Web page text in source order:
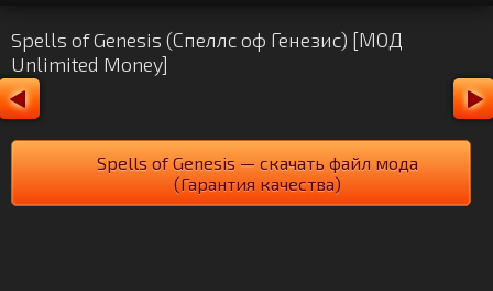
Spells of Genesis (Спеллс оф Генезис) [МОД
Unlimited Money]
Spells of Genesis — скачать файл мода
(Гарантия качества)